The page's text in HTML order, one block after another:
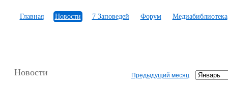
Главная Новости 7 Заповедей Форум Медиабиблиотека
Новости Предыдущий месяц